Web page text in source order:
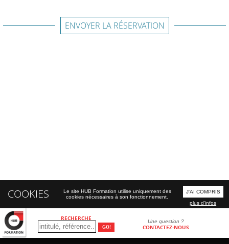
RECHERCHE Une question ?
CONTACTEZ-NOUS
ENVOYER LA RÉSERVATION
COOKIES
Le site HUB Formation utilise uniquement des
cookies nécessaires à son fonctionnement.
J'AI COMPRIS
plus d'infos